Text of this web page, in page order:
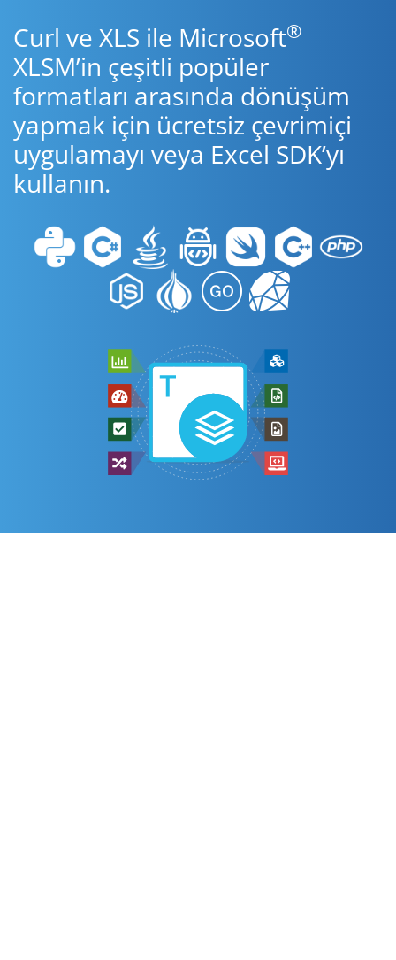
Curl ve XLS ile Microsoft®
XLSM’in çeşitli popüler
formatları arasında dönüşüm
yapmak için ücretsiz çevrimiçi
uygulamayı veya Excel SDK’yı
kullanın.